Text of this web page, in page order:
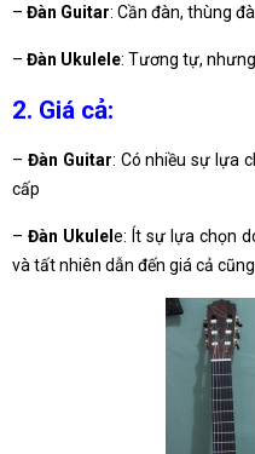
– Đàn Guitar: Cần đàn, thùng
– Đàn Ukulele: Tương tự,
2. Giá cả:
– Đàn Guitar: Có nhiều sự lựa
cấp
– Đàn Ukulel e: Ít sự lựa chọn
và tất nhiên dẫn đến giá cả